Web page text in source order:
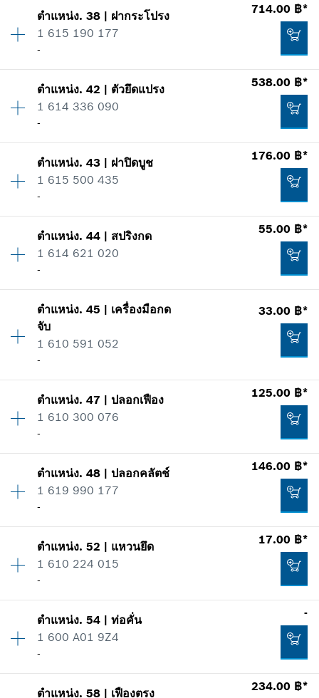
98.00 ฿*
แสดงในรูป
-
เพิ่มในตะกร้าสินค้า
ปริมาณ 1
ราคากลุ่ม: 20
รายการการใช้
แสดงในรูป
189.00 ฿*
ตำแหน่ง.38 | ฝากระโปรง
1 615 190 177
-
714.00 ฿*
ปริมาณ 1
ราคากลุ่ม: 33
รายการการใช้
แสดงในรูป
714.00 ฿*
ตำแหน่ง.42 | ตัวยึดแปรง
1 614 336 090
-
538.00 ฿*
ราคากลุ่ม:37
แสดงในรูป
538.00 ฿*
*
ตำแหน่ง.43 | ฝาปิดบูช
1 615 500 435
-
176.00 ฿*
ปริมาณ 1
ราคากลุ่ม: 23
รายการการใช้
แสดงในรูป
176.00 ฿*
เพิ่มในตะกร้าสินค้า
ตำแหน่ง.44 | สปริงกด
1 614 621 020
-
55.00 ฿*
ปริมาณ 1
ราคากลุ่ม
ข้อมูลชิ้นส่วนอะไหล่
แสดงในรูป
55.00 ฿*
เพิ่มในตะกร้าสินค้า
ตำแหน่ง.45 | เครื่องมือกด
จับ
1 610 591 052
-
33.00 ฿*
ปริมาณ 1
ราคากลุ่ม: 12
รายการการใช้
แสดงในรูป
33.00 ฿*
ตำแหน่ง.47 |ปลอกเฟือง
1 610 300 076
-
125.00 ฿*
ปริมาณ 1
ราคากลุ่ม: 21
รายการการใช้
แสดงในรูป
125.00 ฿*
ตำแหน่ง.48 |ปลอกคลัตช์
1 619 990 177
-
146.00 ฿*
ปริมาณ 1
ราคากลุ่ม: 22
รายการการใช้
แสดงในรูป
ตำแหน่ง.52 | แหวนยึด
1 610 224 015
-
17.00 ฿*
ปริมาณ 1
ราคากลุ่ม: 10
รายการการใช้
แสดงในรูป
ตำแหน่ง.54 |ท่อคั่น
1 600 A01 9Z4
-
-
ตำแหน่ง.58 | เฟืองตรง
234.00 ฿*